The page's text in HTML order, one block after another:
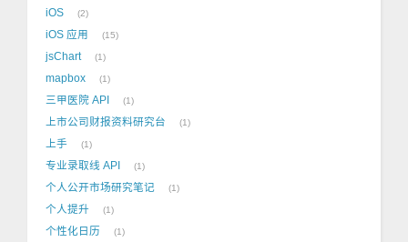
iOS 2
iOS 应用 15
jsChart 1
mapbox 1
三甲医院 API 1
上市公司财报资料研究台 1
上手 1
专业录取线 API 1
个人公开市场研究笔记 1
个人提升 1
个性化日历 1